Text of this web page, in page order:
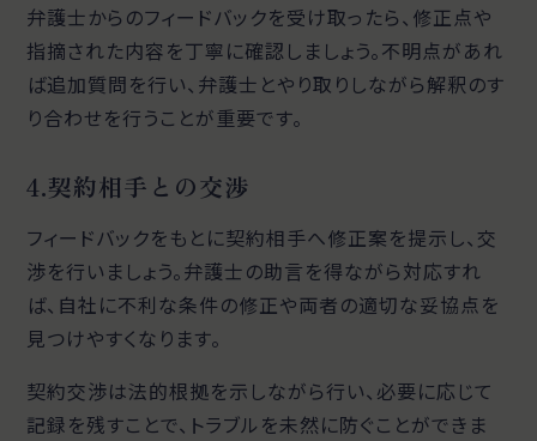
弁護士からのフィードバックを受け取ったら、修正点や
指摘された内容を丁寧に確認しましょう。不明点があれ
ば追加質問を行い、弁護士とやり取りしながら解釈のす
り合わせを行うことが重要です。
4.契約相手との交渉
フィードバックをもとに契約相手へ修正案を提示し、交
渉を行いましょう。弁護士の助言を得ながら対応すれ
ば、自社に不利な条件の修正や両者の適切な妥協点を
見つけやすくなります。
契約交渉は法的根拠を示しながら行い、必要に応じて
記録を残すことで、トラブルを未然に防ぐことができま